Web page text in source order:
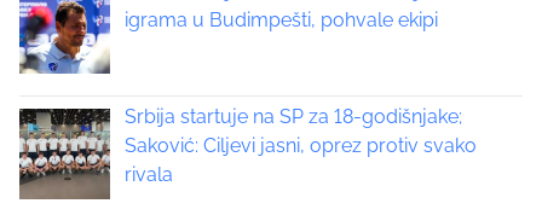
:
a
i
g
igrama u Budimpešti, pohvale ekipi
Srbija startuje na SP za 18-godišnjake;
Saković: Ciljevi jasni, oprez protiv svako
rivala